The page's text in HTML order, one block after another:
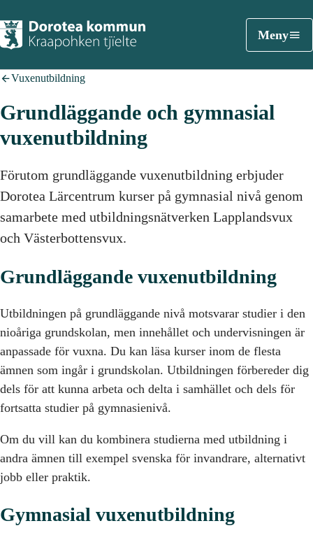
Meny
Vuxenutbildning
Grundläggande och gymnasial
vuxenutbildning
Förutom grundläggande vuxenutbildning erbjuder
Dorotea Lärcentrum kurser på gymnasial nivå genom
samarbete med utbildningsnätverken Lapplandsvux
och Västerbottensvux.
Grundläggande vuxenutbildning
Utbildningen på grundläggande nivå motsvarar studier i den
nioåriga grundskolan, men innehållet och undervisningen är
anpassade för vuxna. Du kan läsa kurser inom de flesta
ämnen som ingår i grundskolan. Utbildningen förbereder dig
dels för att kunna arbeta och delta i samhället och dels för
fortsatta studier på gymnasienivå.
Om du vill kan du kombinera studierna med utbildning i
andra ämnen till exempel svenska för invandrare, alternativt
jobb eller praktik.
Gymnasial vuxenutbildning